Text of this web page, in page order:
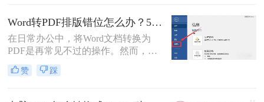
Word转PDF的常用方法，帮助您高效
完成转换任务。
Word转PDF排版错位怎么办？5种有效方法彻底解决排版错位问题！
在日常办公中，将Word文档转换为
PDF是再常见不过的操作。然而，很
多用户都遇到过这样的困扰：明明在
Word里排版整齐的文档，转成PDF后
偏、页码丢失等问题。尤其是在提交
赞 踩